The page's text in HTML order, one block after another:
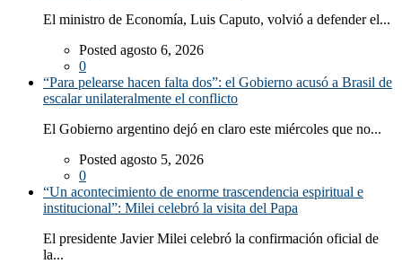
El ministro de Economía, Luis Caputo, volvió a defender el...
Posted agosto 6, 2026
0
“Para pelearse hacen falta dos”: el Gobierno acusó a Brasil de
escalar unilateralmente el conflicto
El Gobierno argentino dejó en claro este miércoles que no...
Posted agosto 5, 2026
0
“Un acontecimiento de enorme trascendencia espiritual e
institucional”: Milei celebró la visita del Papa
El presidente Javier Milei celebró la confirmación oficial de
la...